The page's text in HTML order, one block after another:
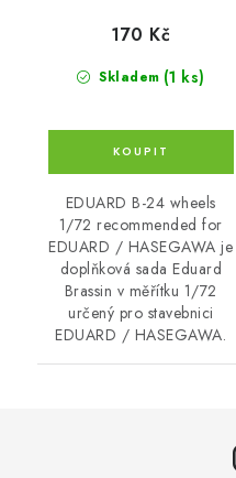
Skladem (1 ks)
170 Kč
EDUARD B-24 wheels
1/72 recommended for
EDUARD / HASEGAWA je
doplňková sada Eduard
Brassin v měřítku 1/72
určený pro stavebnici
EDUARD / HASEGAWA.